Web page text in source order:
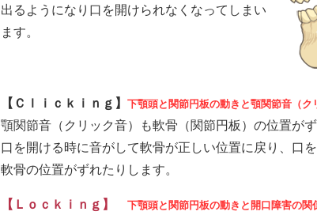
出るようになり口を開けられなくなってしまい
ます。
【Ｃｌｉｃｋｉｎｇ】 下顎頭と関節円板の動きと顎関節音（ク
顎関節音（クリック音）も軟骨（関節円板）の位置がず
口を開ける時に音がして軟骨が正しい位置に戻り、口
軟骨の位置がずれたりします。
【Ｌｏｃｋｉｎｇ】 下顎頭と関節円板の動きと開口障害の関